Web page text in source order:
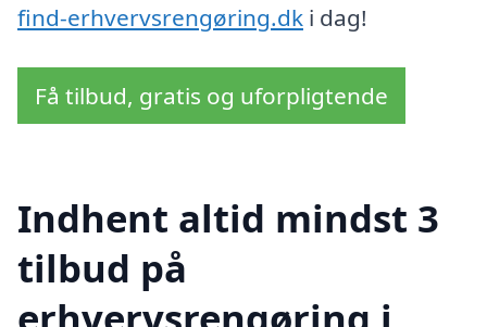
find-erhvervsrengøring.dk i dag!
Få tilbud, gratis og uforpligtende
Indhent altid mindst 3
tilbud på